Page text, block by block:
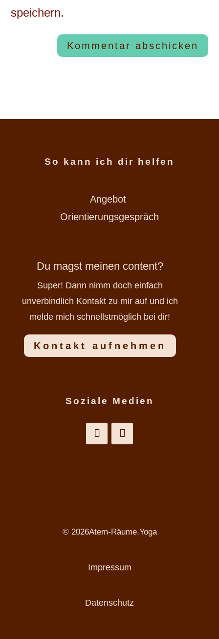
speichern.
Kommentar abschicken
Soziale Medien
So kann ich dir helfen
Angebot
Orientierungsgespräch
Du magst meinen content?
Super! Dann nimm doch einfach
unverbindlich Kontakt zu mir auf und ich
melde mich schnellstmöglich bei dir!
Kontakt aufnehmen
© 2026Atem-Räume.Yoga
Impressum
Datenschutz